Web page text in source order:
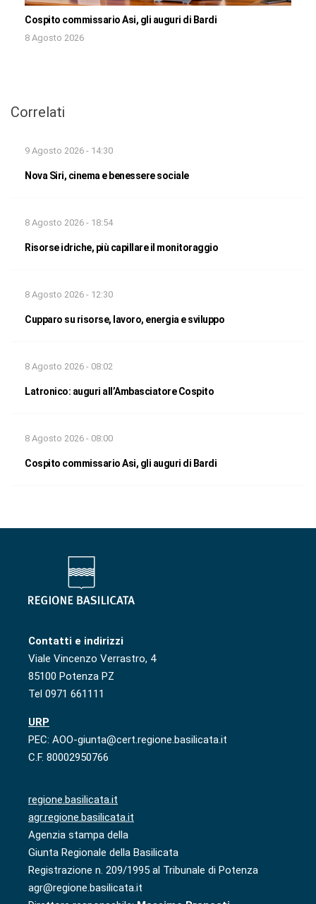
Cospito commissario Asi, gli auguri di Bardi
8 Agosto 2026
Correlati
9 Agosto 2026 - 14:30
Nova Siri, cinema e benessere sociale
8 Agosto 2026 - 18:54
Risorse idriche, più capillare il monitoraggio
8 Agosto 2026 - 12:30
Cupparo su risorse, lavoro, energia e sviluppo
8 Agosto 2026 - 08:02
Latronico: auguri all’Ambasciatore Cospito
8 Agosto 2026 - 08:00
Cospito commissario Asi, gli auguri di Bardi
Contatti e indirizzi
Viale Vincenzo Verrastro, 4
85100 Potenza PZ
Tel 0971 661111
URP
PEC: AOO-giunta@cert.regione.basilicata.it
C.F. 80002950766
regione.basilicata.it
agr.regione.basilicata.it
Agenzia stampa della
Giunta Regionale della Basilicata
Registrazione n. 209/1995 al Tribunale di Potenza
agr@regione.basilicata.it